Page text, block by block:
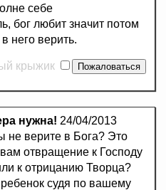
себе
бог любит значит потом
него верить.
крыжик
нужна! 24/04/2013
верите в Бога? Это
отвращение к Господу
к отрицанию Творца?
судя по вашему